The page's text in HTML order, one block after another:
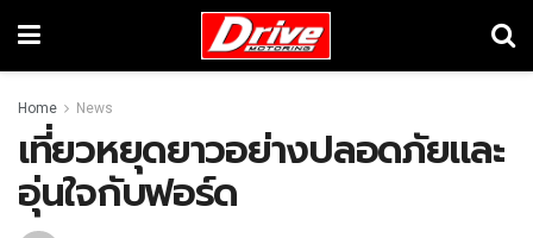
Home News
เที่ยวหยุดยาวอย่างปลอดภัยและ
อุ่นใจกับฟอร์ด